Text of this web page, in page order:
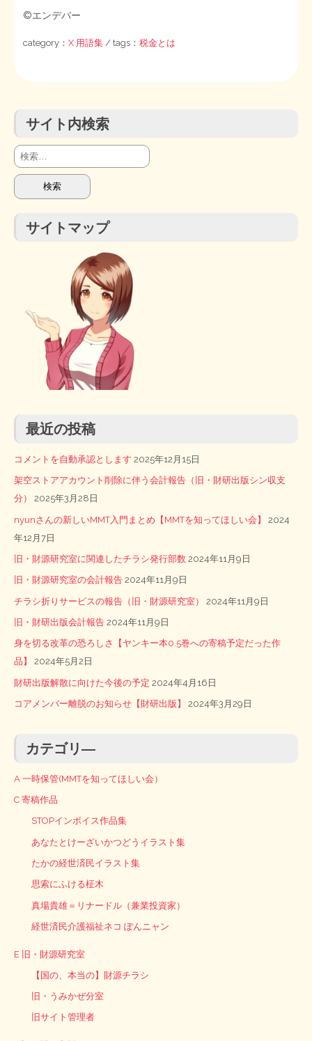
©エンデバー
category：X 用語集 / tags：税金とは
サイト内検索
検
索:
サイトマップ
最近の投稿
コメントを自動承認とします 2025年12月15日
架空ストアアカウント削除に伴う会計報告（旧・財研出版シン収支
分）
2025年3月28日
nyunさんの新しいMMT入門まとめ【MMTを知ってほしい会】
2024
年12月7日
旧・財源研究室に関連したチラシ発行部数 2024年11月9日
旧・財源研究室の会計報告 2024年11月9日
チラシ折りサービスの報告（旧・財源研究室） 2024年11月9日
旧・財研出版会計報告 2024年11月9日
身を切る改革の恐ろしさ【ヤンキー本0.5巻への寄稿予定だった作
品】
2024年5月2日
財研出版解散に向けた今後の予定 2024年4月16日
コアメンバー離脱のお知らせ【財研出版】 2024年3月29日
カテゴリ―
A 一時保管(MMTを知ってほしい会）
C 寄稿作品
STOPインボイス作品集
あなたとけーざいかつどうイラスト集
たかの経世済民イラスト集
思索にふける柾木
真場貴雄＝リナードル（兼業投資家）
経世済民介護福祉ネコ ぽんニャン
E 旧・財源研究室
【国の、本当の】財源チラシ
旧・うみかぜ分室
旧サイト管理者